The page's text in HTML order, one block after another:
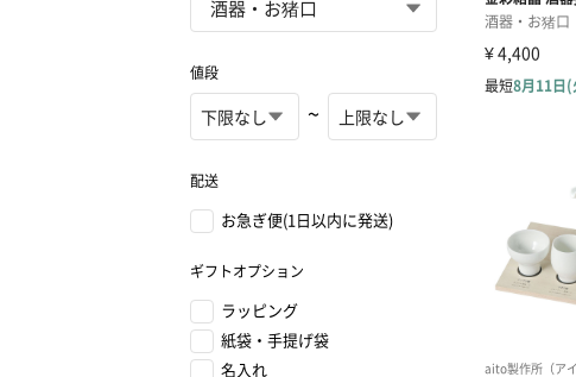
値段
~
配送
お急ぎ便(1日以内に発送)
ギフトオプション
ラッピング
紙袋・手提げ袋
名入れ